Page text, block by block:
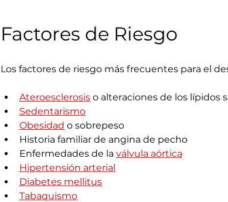
Factores de Riesgo
Los factores de riesgo más frecuentes para el
Ateroesclerosis o alteraciones de los lípidos
Sedentarismo
Obesidad o sobrepeso
Historia familiar de angina de pecho
Enfermedades de la válvula aórtica
Hipertensión arterial
Diabetes mellitus
Tabaquismo